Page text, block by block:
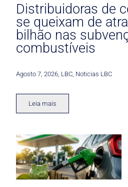
Distribuidoras de
se queixam de
bilhão nas
combustíveis
Agosto 7, 2026 LBC Noticias LBC
Leia mais